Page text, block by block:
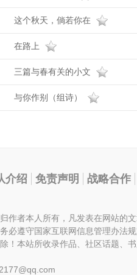
这个秋天，倘若你在
在路上
三篇与春有关的小文
与你作别（组诗）
介绍 免责声明 战略合作
作者本人所有，凡发表在网站的
必遵守国家互联网信息管理办法
！本站所收录作品、社区话题、